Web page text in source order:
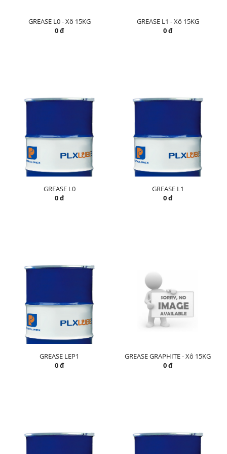
GREASE L0 - Xô 15KG
0 đ
GREASE L1 - Xô 15KG
0 đ
GREASE L0
0 đ
GREASE L1
0 đ
GREASE LEP1
0 đ
GREASE GRAPHITE - Xô 15KG
0 đ